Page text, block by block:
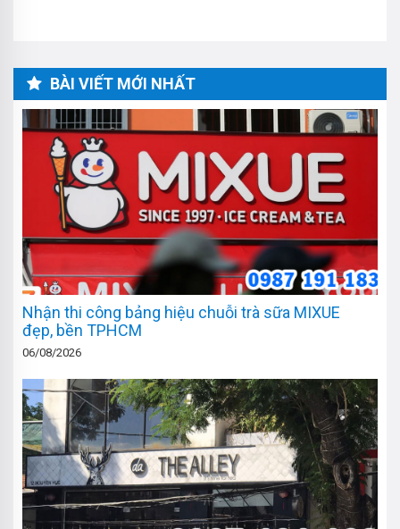
BÀI VIẾT MỚI NHẤT
Nhận thi công bảng hiệu chuỗi trà sữa MIXUE
đẹp, bền TPHCM
06/08/2026